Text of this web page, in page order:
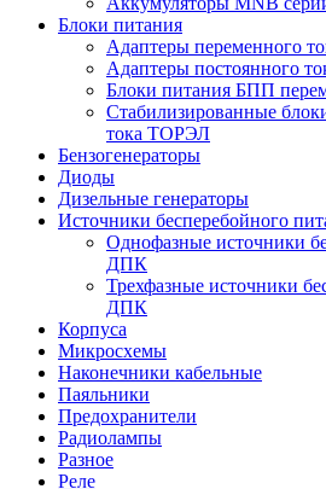
Блоки питания
Адаптеры переменного
Адаптеры постоянного
Блоки питания БПП
Стабилизированные
тока ТОРЭЛ
Бензогенераторы
Диоды
Дизельные генераторы
Источники бесперебойного
Однофазные источники
ДПК
Трехфазные источники
ДПК
Корпуса
Микросхемы
Наконечники кабельные
Паяльники
Предохранители
Радиолампы
Разное
Реле